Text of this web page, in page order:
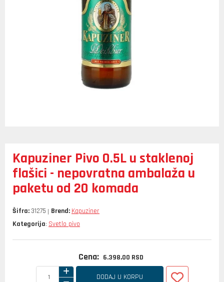
Kapuziner Pivo 0.5L u staklenoj
flašici - nepovratna ambalaža u
paketu od 20 komada
Šifra: 31275 Brend: Kapuziner
Kategorija: Svetlo pivo
Cena: 6.398,00 RSD
DODAJ U KORPU